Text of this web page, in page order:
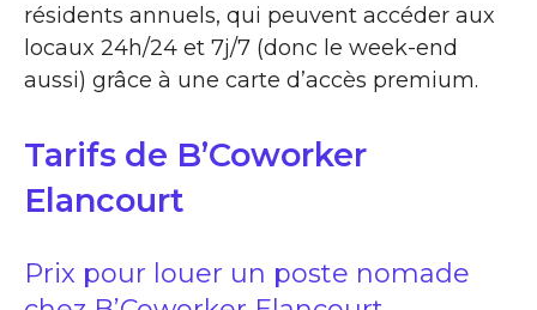
résidents annuels, qui peuvent accéder aux
locaux 24h/24 et 7j/7 (donc le week-end
aussi) grâce à une carte d’accès premium.
Tarifs de B’Coworker
Elancourt
Prix pour louer un poste nomade